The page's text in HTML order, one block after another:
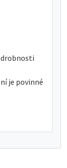
je povinné